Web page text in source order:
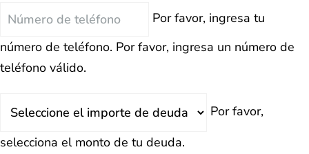
Teléfono
Por favor, ingresa tu
número de teléfono. Por favor, ingresa un número de
teléfono válido.
Por favor,
selecciona el monto de tu deuda.